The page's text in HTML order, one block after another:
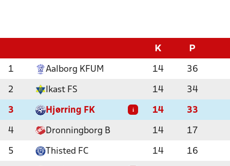
K P
1 Aalborg KFUM 14 36
2 Ikast FS 14 34
3 Hjørring FK i 14 33
4 Dronningborg B 14 17
5 Thisted FC 14 16